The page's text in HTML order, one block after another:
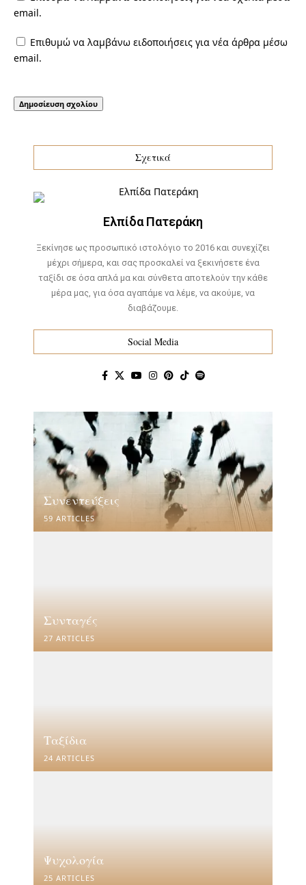
email.
Επιθυμώ να λαμβάνω ειδοποιήσεις για νέα άρθρα μέσω
email.
Σχετικά
Ελπίδα Πατεράκη
Ξεκίνησε ως προσωπικό ιστολόγιο το 2016 και συνεχίζει
μέχρι σήμερα, και σας προσκαλεί να ξεκινήσετε ένα
ταξίδι σε όσα απλά μα και σύνθετα αποτελούν την κάθε
μέρα μας, για όσα αγαπάμε να λέμε, να ακούμε, να
διαβάζουμε.
Social Media
Συνεντεύξεις
59 ARTICLES
Συνταγές
27 ARTICLES
Ταξίδια
24 ARTICLES
Ψυχολογία
25 ARTICLES